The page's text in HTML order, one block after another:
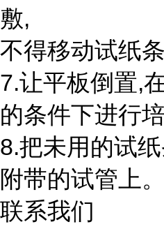
敷,
不得移动试纸条
7.让平板倒置,
的条件下进行培
8.把未用的试
附带的试管上。
联系我们